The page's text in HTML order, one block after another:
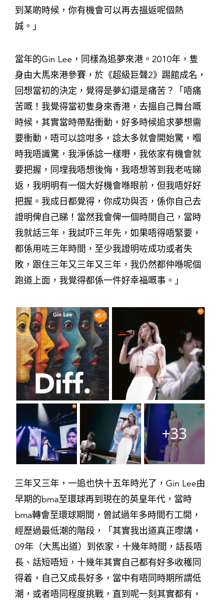
到某啲時候，你有機會可以再去搵返呢個熱
誠。」
當年的Gin Lee，同樣為追夢來港。2010年，隻
身由大馬來港參賽，於《超級巨聲2》踢館成名，
回想當初的決定，覺得是夢幻還是痛苦？「唔痛
苦嘅！我覺得當初隻身來香港，去搵自己舞台嘅
時候，其實當時帶點衝動，好多時候追求夢想需
要衝動，唔可以諗咁多，諗太多就會開始驚，嗰
時我唔識驚，我淨係諗一樣嘢，我依家有機會就
要把握，同埋我唔想後悔，我唔想等到我老咗睇
返，我明明有一個大好機會喺眼前，但我唔好好
把握。我成日都覺得，你成功與否，係你自己去
證明俾自己睇！當然我會俾一個時間自己，當時
我就話三年，我試吓三年先，如果唔得唔緊要，
都係用咗三年時間，至少我證明咗成功或者失
敗，跟住三年又三年又三年，我仍然都仲喺呢個
跑道上面，我覺得都係一件好幸福嘅事。」
+33
三年又三年，一追也快十五年時光了，Gin Lee由
早期的bma至環球再到現在的英皇年代，當時
bma轉會至環球期間，曾試過年多時間冇工開，
經歷過最低潮的階段，「其實我出道真正嚟講，
09年（大馬出道）到依家，十幾年時間，話長唔
長、話短唔短，十幾年其實自己都有好多收穫同
得着，自己又成長好多，當中有唔同時期所謂低
潮，或者唔同程度挑戰，直到呢一刻其實都有，